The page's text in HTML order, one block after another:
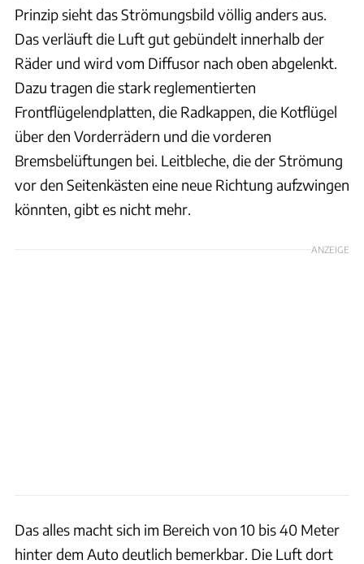
Prinzip sieht das Strömungsbild völlig anders aus.
Das verläuft die Luft gut gebündelt innerhalb der
Räder und wird vom Diffusor nach oben abgelenkt.
Dazu tragen die stark reglementierten
Frontflügelendplatten, die Radkappen, die Kotflügel
über den Vorderrädern und die vorderen
Bremsbelüftungen bei. Leitbleche, die der Strömung
vor den Seitenkästen eine neue Richtung aufzwingen
könnten, gibt es nicht mehr.
ANZEIGE
Das alles macht sich im Bereich von 10 bis 40 Meter
hinter dem Auto deutlich bemerkbar. Die Luft dort